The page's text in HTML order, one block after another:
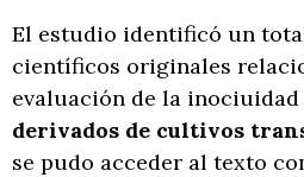
El estudio identificó un
científicos originales
evaluación de la
derivados de cultivos
se pudo acceder al texto